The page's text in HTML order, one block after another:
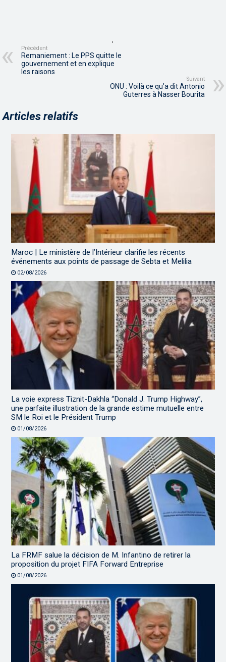
,
Précédent
Remaniement : Le PPS quitte le
gouvernement et en explique
les raisons
Suivant
ONU : Voilà ce qu’a dit Antonio
Guterres à Nasser Bourita
Articles relatifs
Maroc | Le ministère de l’Intérieur clarifie les récents
événements aux points de passage de Sebta et Melilia
02/08/2026
La voie express Tiznit-Dakhla “Donald J. Trump Highway”,
une parfaite illustration de la grande estime mutuelle entre
SM le Roi et le Président Trump
01/08/2026
La FRMF salue la décision de M. Infantino de retirer la
proposition du projet FIFA Forward Entreprise
01/08/2026